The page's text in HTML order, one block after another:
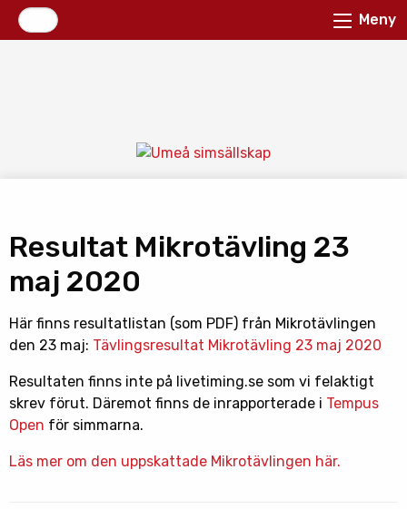
Meny
Resultat Mikrotävling 23
maj 2020
Här finns resultatlistan (som PDF) från Mikrotävlingen
den 23 maj: Tävlingsresultat Mikrotävling 23 maj 2020
Resultaten finns inte på livetiming.se som vi felaktigt
skrev förut. Däremot finns de inrapporterade i Tempus
Open för simmarna.
Läs mer om den uppskattade Mikrotävlingen här.